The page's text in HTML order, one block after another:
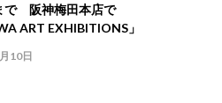
で 阪神梅田本店で
ART EXHIBITIONS」
10日